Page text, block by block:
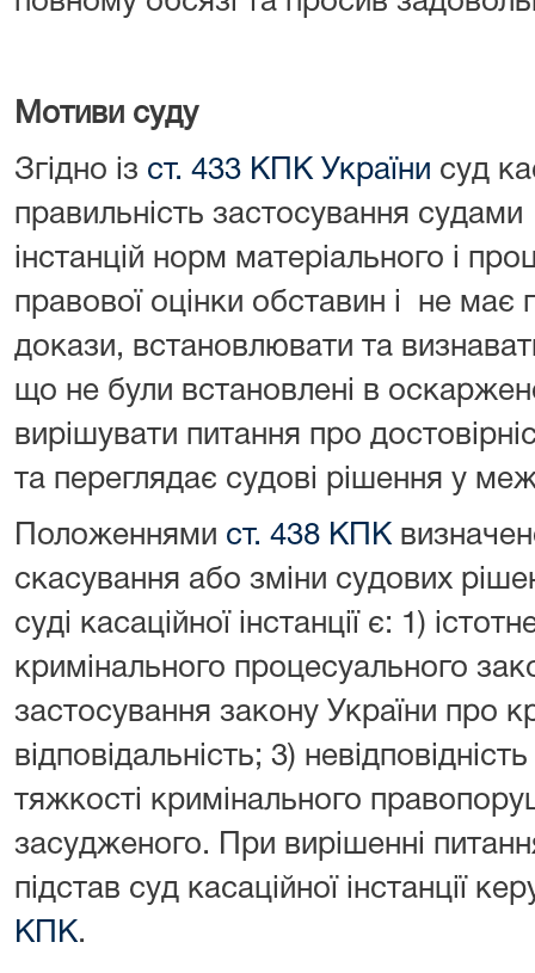
Мотиви суду
Згідно із ст. 433 КПКУкраїни суд
правильність застосування судами
інстанцій норм матеріального і
правової оцінки обставин і не має
докази, встановлювати та
що не були встановлені в
вирішувати питання про
та переглядає судові рішення у
Положеннями ст. 438 КПК
скасування або зміни судових
суді касаційної інстанції є: 1)
кримінального процесуального
застосування закону України про
відповідальність; 3)
тяжкості кримінального
засудженого. При вирішенні
підстав суд касаційної інстанції
КПК.